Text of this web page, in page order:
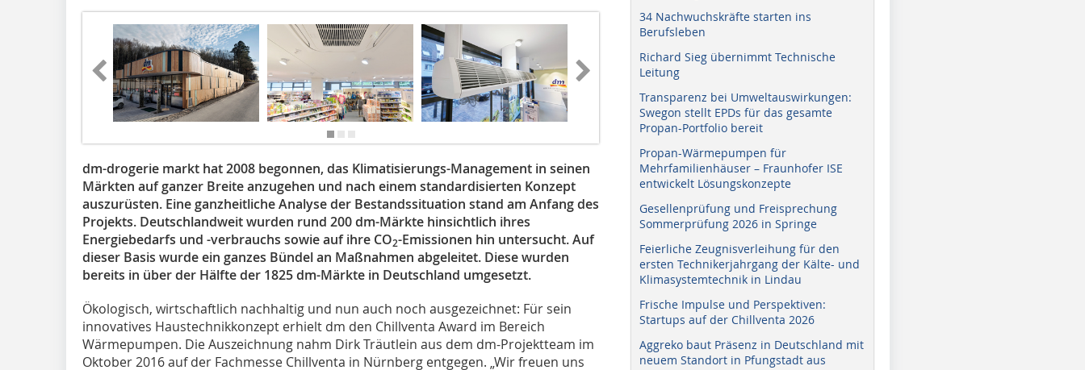
dm-drogerie markt hat 2008 begonnen, das Klimatisierungs-Management in seinen
Märkten auf ganzer Breite anzugehen und nach einem standardisierten Konzept
auszurüsten. Eine ganzheitliche Analyse der Bestandssituation stand am Anfang des
Projekts. Deutschlandweit wurden rund 200 dm-Märkte hinsichtlich ihres
Energiebedarfs und -verbrauchs sowie auf ihre CO2-Emissionen hin untersucht. Auf
dieser Basis wurde ein ganzes Bündel an Maßnahmen abgeleitet. Diese wurden
bereits in über der Hälfte der 1825 dm-Märkte in Deutschland umgesetzt.
Ökologisch, wirtschaftlich nachhaltig und nun auch noch ausgezeichnet: Für sein
innovatives Haustechnikkonzept erhielt dm den Chillventa Award im Bereich
Wärmepumpen. Die Auszeichnung nahm Dirk Träutlein aus dem dm-Projektteam im
Oktober 2016 auf der Fachmesse Chillventa in Nürnberg entgegen. „Wir freuen uns
34 Nachwuchskräfte starten ins
Berufsleben
Richard Sieg übernimmt Technische
Leitung
Transparenz bei Umweltauswirkungen:
Swegon stellt EPDs für das gesamte
Propan-Portfolio bereit
Propan-Wärmepumpen für
Mehrfamilienhäuser – Fraunhofer ISE
entwickelt Lösungskonzepte
Gesellenprüfung und Freisprechung
Sommerprüfung 2026 in Springe
Feierliche Zeugnisverleihung für den
ersten Technikerjahrgang der Kälte- und
Klimasystemtechnik in Lindau
Frische Impulse und Perspektiven:
Startups auf der Chillventa 2026
Aggreko baut Präsenz in Deutschland mit
neuem Standort in Pfungstadt aus